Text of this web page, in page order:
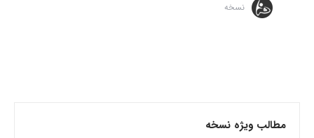
نسخه
مطالب ویژه نسخه